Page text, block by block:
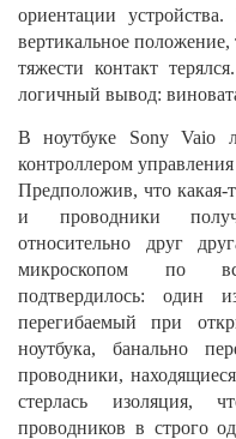
ориентации
вертикальное
тяжести контакт
логичный вывод:
В ноутбуке Sony Vaio
контроллером
Предположив, что какая-
и проводники
относительно друг
микроскопом по
подтвердилось: один
перегибаемый при
ноутбука, банально
проводники,
стерлась изоляция,
проводников в строго